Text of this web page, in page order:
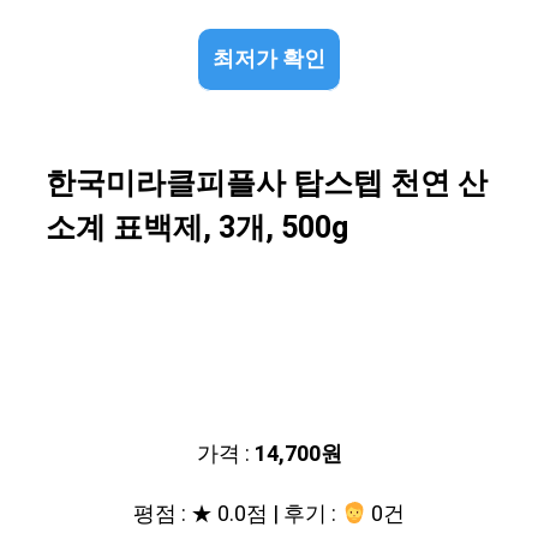
최저가 확인
한국미라클피플사 탑스텝 천연 산
소계 표백제, 3개, 500g
가격 : 14,700원
평점 : ★ 0.0점 | 후기 :
0건